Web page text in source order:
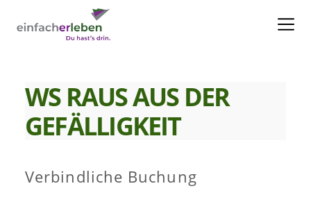
WS RAUS AUS DER
GEFÄLLIGKEIT
Verbindliche Buchung